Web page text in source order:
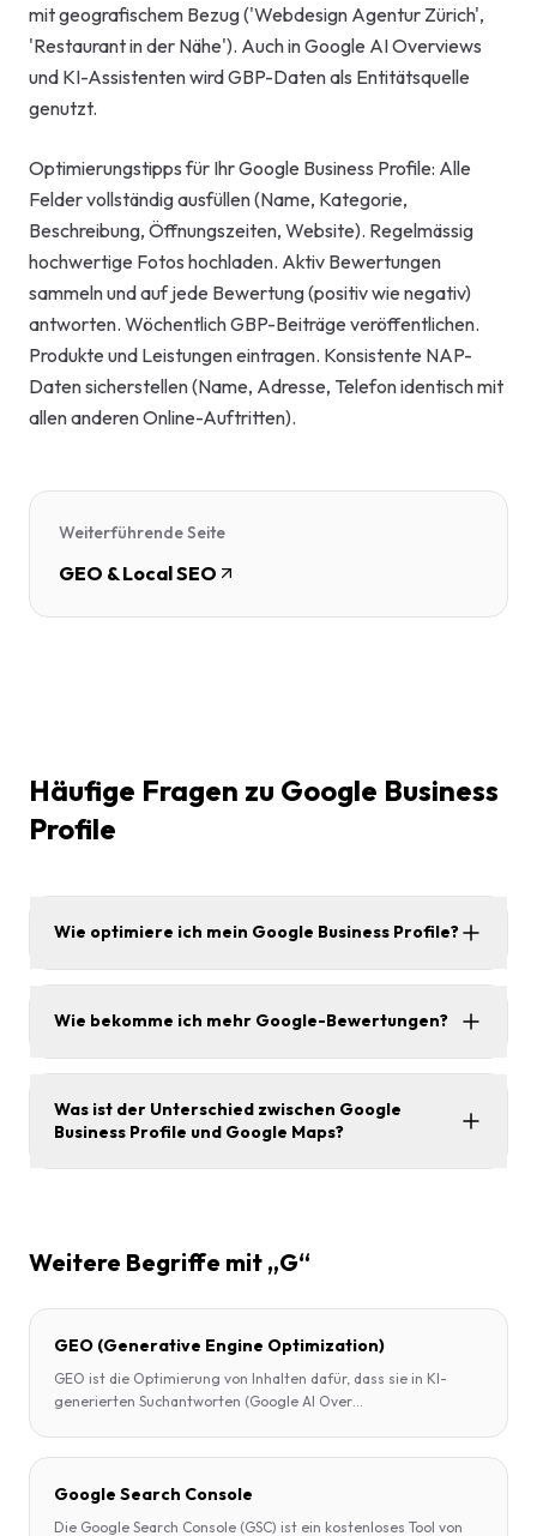
mit geografischem Bezug ('Webdesign Agentur Zürich',
'Restaurant in der Nähe'). Auch in Google AI Overviews
und KI-Assistenten wird GBP-Daten als Entitätsquelle
genutzt.
Optimierungstipps für Ihr Google Business Profile: Alle
Felder vollständig ausfüllen (Name, Kategorie,
Beschreibung, Öffnungszeiten, Website). Regelmässig
hochwertige Fotos hochladen. Aktiv Bewertungen
sammeln und auf jede Bewertung (positiv wie negativ)
antworten. Wöchentlich GBP-Beiträge veröffentlichen.
Produkte und Leistungen eintragen. Konsistente NAP-
Daten sicherstellen (Name, Adresse, Telefon identisch mit
allen anderen Online-Auftritten).
Weiterführende Seite
GEO & Local SEO
Häufige Fragen zu Google Business
Profile
Wie optimiere ich mein Google Business Profile?
Wie bekomme ich mehr Google-Bewertungen?
Was ist der Unterschied zwischen Google
Business Profile und Google Maps?
Weitere Begriffe mit „G“
GEO (Generative Engine Optimization)
GEO ist die Optimierung von Inhalten dafür, dass sie in KI-
generierten Suchantworten (Google AI Over
Google Search Console
Die Google Search Console (GSC) ist ein kostenloses Tool von